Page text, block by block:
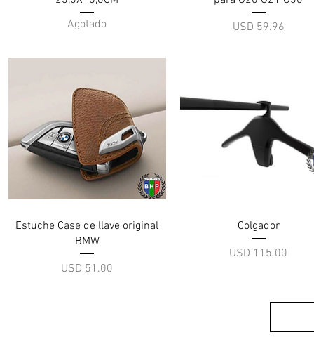
Agotado
Precio
USD 59.96
Vista rápida
Estuche Case de llave original
BMW
Precio
USD 51.00
Vista rápida
Colgador
Precio
USD 115.00